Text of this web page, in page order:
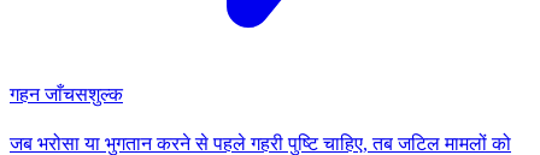
गहन जाँचसशुल्क
जब भरोसा या भुगतान करने से पहले गहरी पुष्टि चाहिए, तब जटिल मामलों को